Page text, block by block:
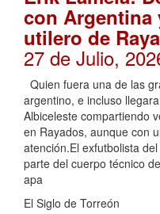
con Argentina
utilero de
27 de Julio,
Quien fuera una de las
argentino, e incluso
Albiceleste compartiendo
en Rayados, aunque con
atención.El exfutbolista
parte del cuerpo técnico
apa
El Siglo de Torreón